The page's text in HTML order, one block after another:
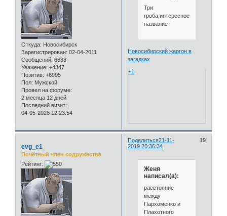
Откуда: Новосибирск
Зарегистрирован: 02-04-2011
Сообщений: 6633
Уважение: +4347
Позитив: +6995
Пол: Мужской
Провел на форуме:
2 месяца 12 дней
Последний визит:
04-05-2026 12:23:54
Три
гроба,интересное
название
Новосибирский жаргон в
загадках
+1
Поделиться 19
21-11-
2019 20:36:34
evg_e1
Почётный член содружества
Рейтинг:
Женя
написал(а):
расстояние
между
Пархоменко и
Плахотного